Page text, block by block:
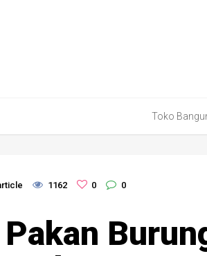
Toko
1162 0 0